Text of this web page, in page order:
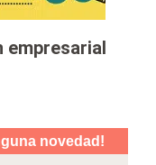
empresarial